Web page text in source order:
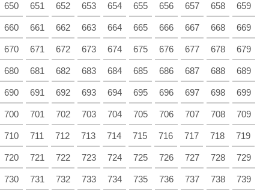
650 651 652 653 654 655 656 657 658 659
660 661 662 663 664 665 666 667 668 669
670 671 672 673 674 675 676 677 678 679
680 681 682 683 684 685 686 687 688 689
690 691 692 693 694 695 696 697 698 699
700 701 702 703 704 705 706 707 708 709
710 711 712 713 714 715 716 717 718 719
720 721 722 723 724 725 726 727 728 729
730 731 732 733 734 735 736 737 738 739